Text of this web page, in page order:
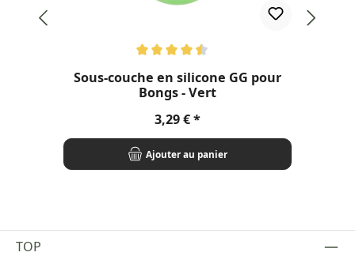
Sous-couche en silicone GG pour
Bongs - Vert
Prix régulier :
3,29 €
Ajouter au panier
TOP